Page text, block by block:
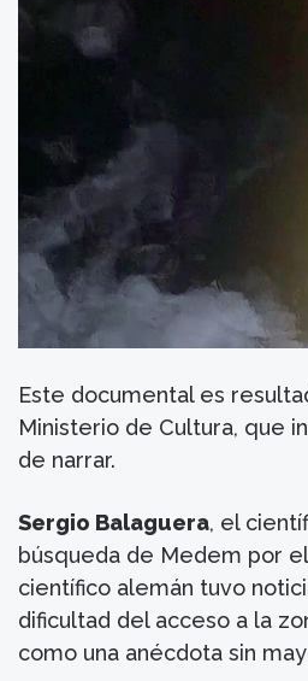
Este documental es
Ministerio de Cultura, que
de narrar.
Sergio Balaguera, el
búsqueda de Medem por
científico alemán tuvo
dificultad del acceso a la
como una anécdota sin